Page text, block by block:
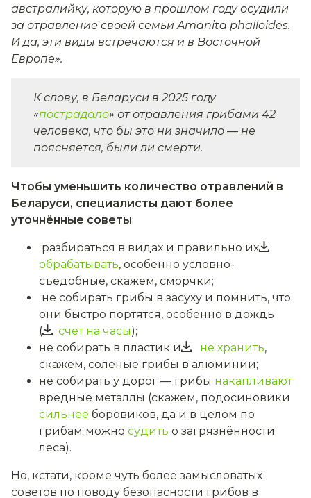
австралийку, которую в прошлом году осудили
за отравление своей семьи Amanita phalloides.
И да, эти виды встречаются и в Восточной
Европе».
К слову, в Беларуси в 2025 году
«пострадало» от отравления грибами 42
человека, что бы это ни значило — не
поясняется, были ли смерти.
Чтобы уменьшить количество отравлений в
Беларуси, специалисты дают более
уточнённые советы:
разбираться в видах и правильно их
обрабатывать, особенно условно-
съедобные, скажем, сморчки;
не собирать грибы в засуху и помнить, что
они быстро портятся, особенно в дождь
(
счёт на часы);
не собирать в пластик и
не хранить,
скажем, солёные грибы в алюминии;
не собирать у дорог — грибы накапливают
вредные металлы (скажем, подосиновики
сильнее боровиков, да и в целом по
грибам можно судить о загрязнённости
леса).
Но, кстати, кроме чуть более замысловатых
советов по поводу безопасности грибов в